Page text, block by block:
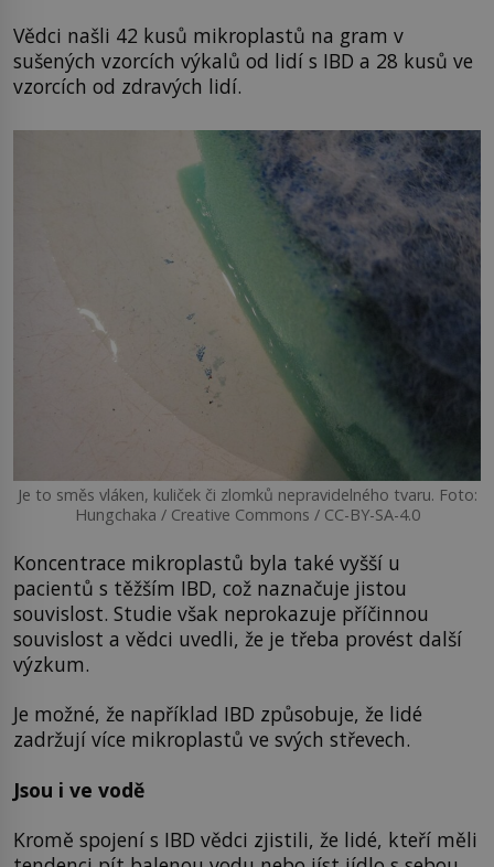
Vědci našli 42 kusů mikroplastů na gram v
sušených vzorcích výkalů od lidí s IBD a 28 kusů ve
vzorcích od zdravých lidí.
Je to směs vláken, kuliček či zlomků nepravidelného tvaru. Foto:
Hungchaka / Creative Commons / CC-BY-SA-4.0
Koncentrace mikroplastů byla také vyšší u
pacientů s těžším IBD, což naznačuje jistou
souvislost. Studie však neprokazuje příčinnou
souvislost a vědci uvedli, že je třeba provést další
výzkum.
Je možné, že například IBD způsobuje, že lidé
zadržují více mikroplastů ve svých střevech.
Jsou i ve vodě
Kromě spojení s IBD vědci zjistili, že lidé, kteří měli